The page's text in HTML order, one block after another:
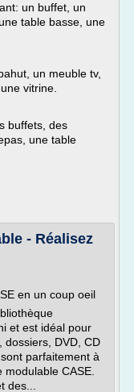
un buffet, un
table basse, une
un meuble tv,
vitrine.
buffets, des
une table
- Réalisez
en un coup oeil
et est idéal pour
dossiers, DVD, CD
parfaitement à
CASE.
des...